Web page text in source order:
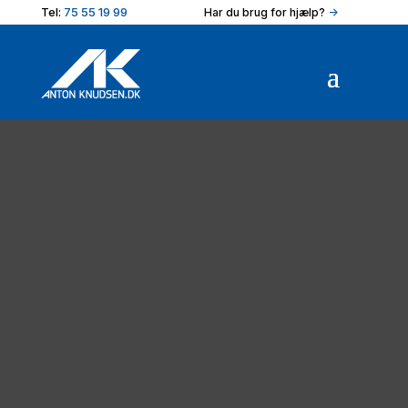
Tel: 75 55 19 99 Har du brug for hjælp? ->